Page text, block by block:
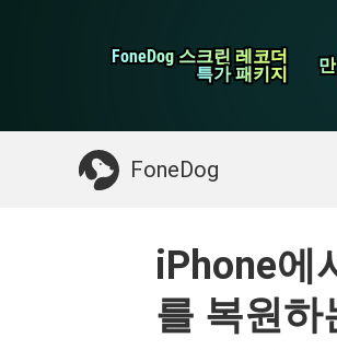
FoneDog 스크린 레코더
FoneDog 스크린 레코더
특가 패키지
특가 패키지 만
만
FoneDog
iPhone 클리너
필요한 것 : Mac 정리
iPhone에
를 복원하